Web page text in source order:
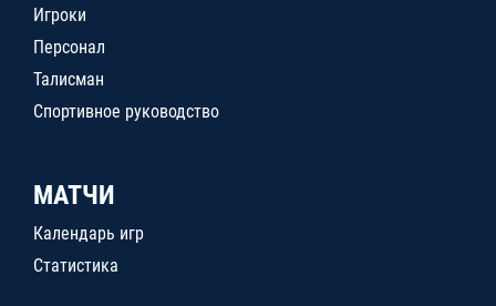
Игроки
Персонал
Талисман
Спортивное руководство
МАТЧИ
Календарь игр
Статистика